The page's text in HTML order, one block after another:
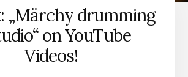
„Märchy drumming
on YouTube
Videos!